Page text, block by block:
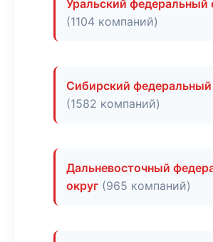
Уральский федеральный
(1104 компаний)
Сибирский федеральный
(1582 компаний)
Дальневосточный
округ (965 компаний)